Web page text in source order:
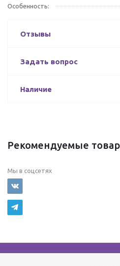
Особенность:
Отзывы
Задать вопрос
Наличие
Рекомендуемые
Мы в соцсетях